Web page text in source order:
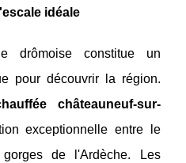
idéale
drômoise constitue un
pour découvrir la région.
châteauneuf-sur-
exceptionnelle entre le
de l'Ardèche. Les